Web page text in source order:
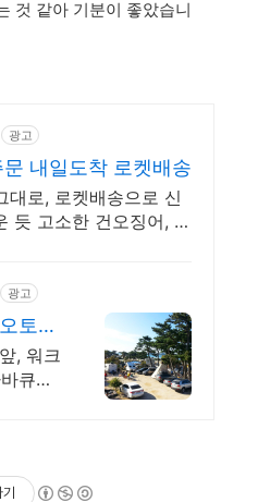
것 같아 기분이 좋았습니
광고
내일도착 로켓배송
대로, 로켓배송으로 신
듯 고소한 건오징어, 로
광고
토캠
, 워크
큐파